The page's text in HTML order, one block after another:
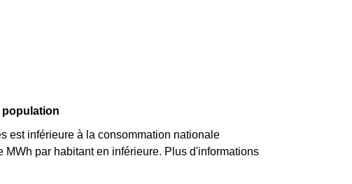
population
est inférieure à la consommation nationale
par habitant en inférieure. Plus d'informations